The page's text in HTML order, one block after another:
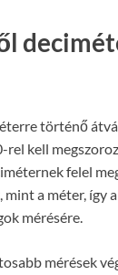
történő
kell
felel
mint a méter, így
mérésére.
mérések